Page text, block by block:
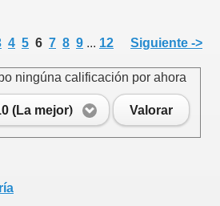
4 5 6 7 8 9 ... 12 Siguiente ->
ningúna calificación por ahora
(La mejor) Valorar